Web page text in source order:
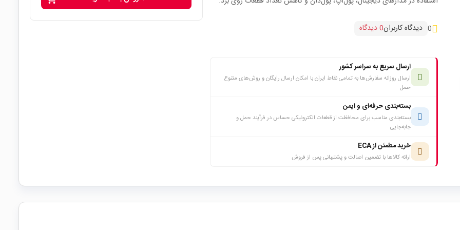
0 دیدگاه کاربران0 دیدگاه
ارسال سریع به سراسر کشور
ارسال روزانه سفارش‌ها به تمامی نقاط ایران با امکان ارسال رایگان و روش‌های متنوع
حمل
بسته‌بندی حرفه‌ای و ایمن
بسته‌بندی مناسب برای محافظت از قطعات الکترونیکی حساس در فرآیند حمل و
جابه‌جایی
خرید مطمئن از ECA
ارائه کالاها با تضمین اصالت و پشتیبانی پس از فروش